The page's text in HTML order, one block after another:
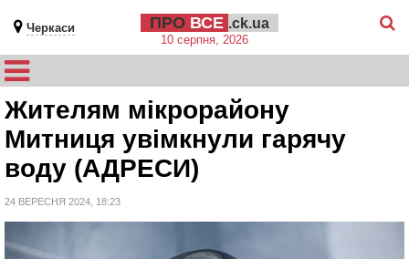
Черкаси ПРО ВСЕ .ck.ua
10 серпня, 2026
Жителям мікрорайону
Митниця увімкнули гарячу
воду (АДРЕСИ)
24 ВЕРЕСНЯ 2024, 18:23